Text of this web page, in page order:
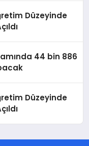
Düzeyinde
44 bin 886
Düzeyinde